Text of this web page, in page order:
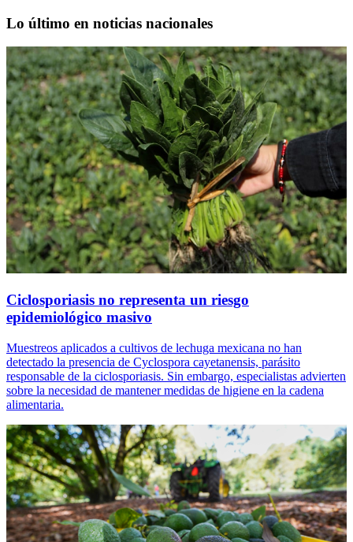
Lo último en noticias nacionales
Ciclosporiasis no representa un riesgo
epidemiológico masivo
Muestreos aplicados a cultivos de lechuga mexicana no han
detectado la presencia de Cyclospora cayetanensis, parásito
responsable de la ciclosporiasis. Sin embargo, especialistas advierten
sobre la necesidad de mantener medidas de higiene en la cadena
alimentaria.